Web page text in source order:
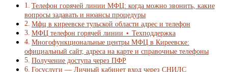
Телефон горячей линии МФЦ: когда можно звонить, какие
вопросы задавать и нюансы процедуры
Мфц в киреевске тульской области адрес и телефон
МФЦ телефон горячей линии ⋆ Техподдержка
Многофункциональные центры МФЦ в Киреевске:
официальный сайт, адреса на карте и справочные телефоны
Получение доступа через ПФР
Госуслуги — Личный кабинет вход через СНИЛС